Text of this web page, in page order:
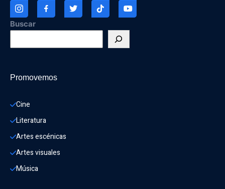
Buscar
Promovemos
Cine
Literatura
Artes escénicas
Artes visuales
Música